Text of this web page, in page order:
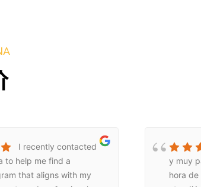
I recently contacted
to help me find a
that aligns with my
y muy
hora